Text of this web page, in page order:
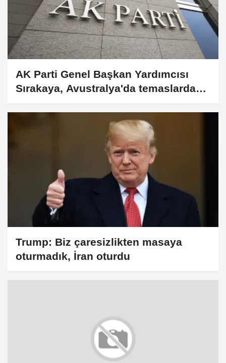
AK Parti Genel Başkan Yardımcısı
Sırakaya, Avustralya'da temaslarda
bulundu
Trump: Biz çaresizlikten masaya
oturmadık, İran oturdu